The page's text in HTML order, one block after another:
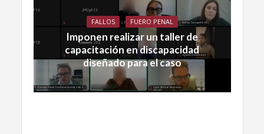
FALLOS FUERO PENAL
Imponen realizar un taller de
capacitación en discapacidad
diseñado para el caso